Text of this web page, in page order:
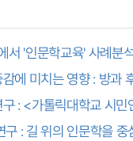
에 미치는 영향 : 방과
구 : <가톨릭대학교
구 : 길 위의 인문학